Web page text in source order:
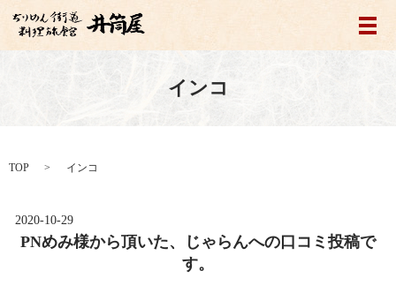
メ
インコ
TOP インコ
2020-10-29
PNめみ様から頂いた、じゃらんへの口コミ投稿で
す。